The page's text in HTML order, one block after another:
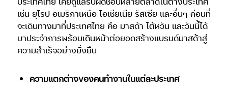
เช่น ยุโรป อเมริกาเหนือ โอเชียเนีย รัสเซีย และอื่นๆ ก่อนที่
จะเดินทางมาที่ประเทศไทย คือ มาสด้า ไต้หวัน และวันนี้ได้
มาประจำการพร้อมเดินหน้าต่อยอดสร้างแบรนด์มาสด้าสู่
ความสำเร็จอย่างยั่งยืน
ความแตกต่างของคนทำงานในแต่ละประเทศ